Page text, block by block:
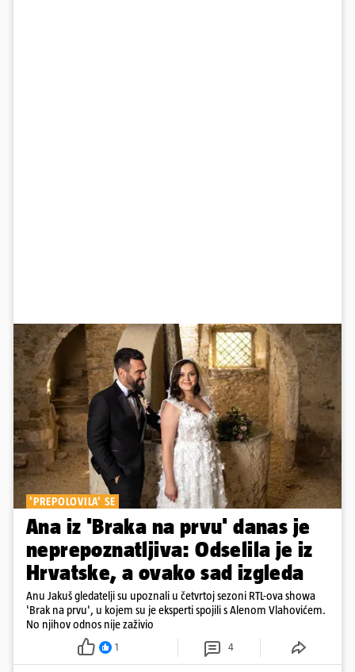
'PREPOLOVILA' SE
Ana iz 'Braka na prvu' danas je
neprepoznatljiva: Odselila je iz
Hrvatske, a ovako sad izgleda
Anu Jakuš gledatelji su upoznali u četvrtoj sezoni RTL-ova showa
'Brak na prvu', u kojem su je eksperti spojili s Alenom Vlahovićem.
No njihov odnos nije zaživio
1 4